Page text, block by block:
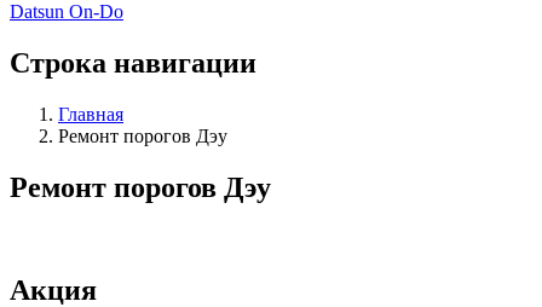
Datsun On-Do
Строка навигации
Главная
Ремонт порогов Дэу
Ремонт порогов Дэу
Акция